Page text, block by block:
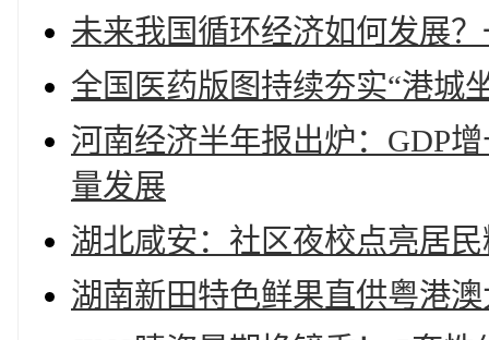
未来我国循环经济如何发展
全国医药版图持续夯实“港城
河南经济半年报出炉：GDP
量发展
湖北咸安：社区夜校点亮居
湖南新田特色鲜果直供粤港